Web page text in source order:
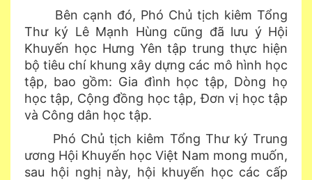
Bên cạnh đó, Phó Chủ tịch kiêm Tổng
Thư ký Lê Mạnh Hùng cũng đã lưu ý Hội
Khuyến học Hưng Yên tập trung thực hiện
bộ tiêu chí khung xây dựng các mô hình học
tập, bao gồm: Gia đình học tập, Dòng họ
học tập, Cộng đồng học tập, Đơn vị học tập
và Công dân học tập.
Phó Chủ tịch kiêm Tổng Thư ký Trung
ương Hội Khuyến học Việt Nam mong muốn,
sau hội nghị này, hội khuyến học các cấp